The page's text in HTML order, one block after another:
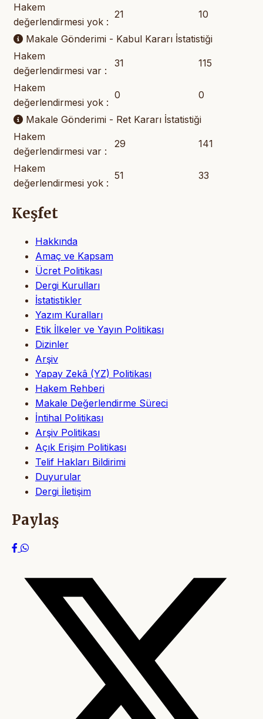
Hakem
değerlendirmesi yok :
21 10
Makale Gönderimi - Kabul Kararı İstatistiği
Hakem
değerlendirmesi var :
31 115
Hakem
değerlendirmesi yok :
0 0
Makale Gönderimi - Ret Kararı İstatistiği
Hakem
değerlendirmesi var :
29 141
Hakem
değerlendirmesi yok :
51 33
Keşfet
Hakkında
Amaç ve Kapsam
Ücret Politikası
Dergi Kurulları
İstatistikler
Yazım Kuralları
Etik İlkeler ve Yayın Politikası
Dizinler
Arşiv
Yapay Zekâ (YZ) Politikası
Hakem Rehberi
Makale Değerlendirme Süreci
İntihal Politikası
Arşiv Politikası
Açık Erişim Politikası
Telif Hakları Bildirimi
Duyurular
Dergi İletişim
Paylaş